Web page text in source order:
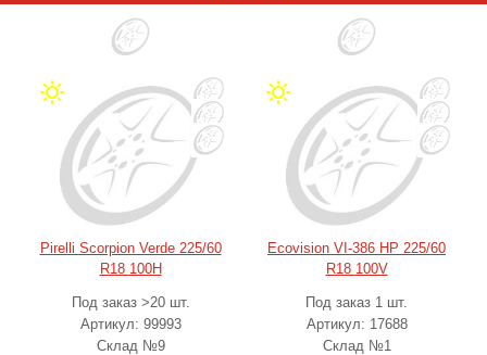
Pirelli Scorpion Verde 225/60
R18 100H
Под заказ >20 шт.
Артикул: 99993
Склад №9
Ecovision VI-386 HP 225/60
R18 100V
Под заказ 1 шт.
Артикул: 17688
Склад №1